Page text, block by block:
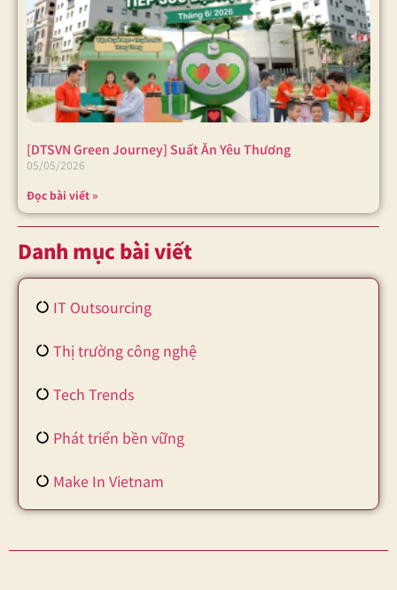
[DTSVN Green Journey] Suất Ăn Yêu Thương
05/05/2026
Đọc bài viết »
Danh mục bài viết
IT Outsourcing
Thị trường công nghệ
Tech Trends
Phát triển bền vững
Make In Vietnam